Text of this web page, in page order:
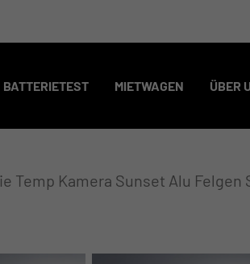
BATTERIETEST MIETWAGEN ÜBER
Temp Kamera Sunset Alu